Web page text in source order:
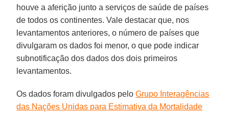
houve a aferição junto a serviços de saúde de países
de todos os continentes. Vale destacar que, nos
levantamentos anteriores, o número de países que
divulgaram os dados foi menor, o que pode indicar
subnotificação dos dados dos dois primeiros
levantamentos.
Os dados foram divulgados peloGrupo Interagências
das Nações Unidas para Estimativa da Mortalidade